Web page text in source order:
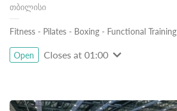
თბილისი
Fitness - Pilates - Boxing - Functional Training
Open Closes at 01:00